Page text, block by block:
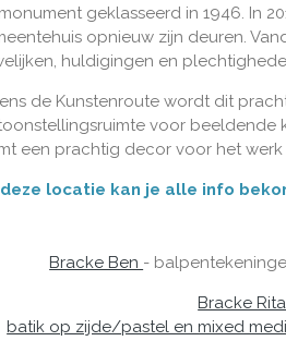
geklasseerd in 1946. In
opnieuw zijn deuren.
huldigingen en
de Kunstenroute wordt dit
voor beeldende
een prachtig decor voor het werk
locatie kan je alle info
Bracke Ben -
Bracke
batik op zijde/pastel en mixed